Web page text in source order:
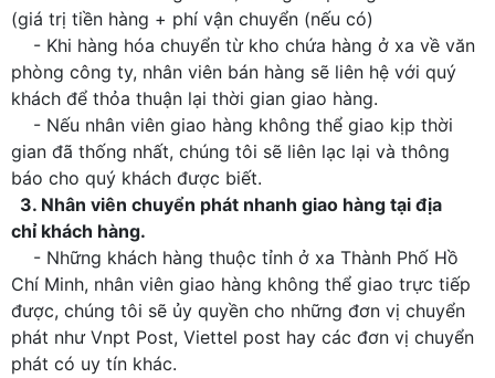
(giá trị tiền hàng + phí vận chuyển (nếu có)
- Khi hàng hóa chuyển từ kho chứa hàng ở xa về văn
phòng công ty, nhân viên bán hàng sẽ liên hệ với quý
khách để thỏa thuận lại thời gian giao hàng.
- Nếu nhân viên giao hàng không thể giao kịp thời
gian đã thống nhất, chúng tôi sẽ liên lạc lại và thông
báo cho quý khách được biết.
3. Nhân viên chuyển phát nhanh giao hàng tại địa
chỉ khách hàng.
- Những khách hàng thuộc tỉnh ở xa Thành Phố Hồ
Chí Minh, nhân viên giao hàng không thể giao trực tiếp
được, chúng tôi sẽ ủy quyền cho những đơn vị chuyển
phát như Vnpt Post, Viettel post hay các đơn vị chuyển
phát có uy tín khác.